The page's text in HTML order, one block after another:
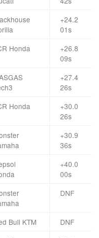
+24.2
01s
Honda
+26.8
09s
+27.4
26s
Honda
+30.0
26s
+30.9
36s
+40.0
00s
DNF
Bull KTM
DNF